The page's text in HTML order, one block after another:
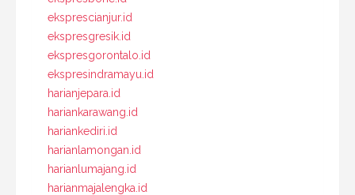
eksprescianjur.id
ekspresgresik.id
ekspresgorontalo.id
ekspresindramayu.id
harianjepara.id
hariankarawang.id
hariankediri.id
harianlamongan.id
harianlumajang.id
harianmajalengka.id